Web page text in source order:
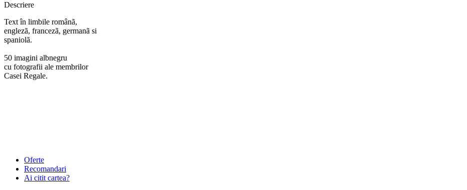
Descriere
Text în limbile românã,
englezã, francezã, germanã si
spaniolã.
50 imagini albnegru
cu fotografii ale membrilor
Casei Regale.
Oferte
Recomandari
Ai citit cartea?